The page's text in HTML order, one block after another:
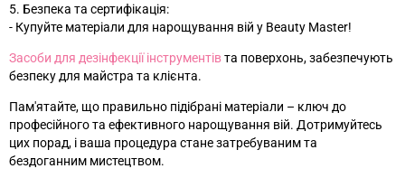
5. Безпека та сертифікація:
- Купуйте матеріали для нарощування вій у Beauty Master!
Засоби для дезінфекції інструментівта поверхонь, забезпечують
безпеку для майстра та клієнта.
Пам'ятайте, що правильно підібрані матеріали – ключ до
професійного та ефективного нарощування вій. Дотримуйтесь
цих порад, і ваша процедура стане затребуваним та
бездоганним мистецтвом.